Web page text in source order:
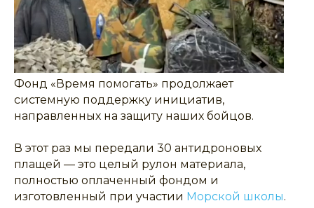
Фонд «Время помогать» продолжает
системную поддержку инициатив,
направленных на защиту наших бойцов.
В этот раз мы передали 30 антидроновых
плащей — это целый рулон материала,
полностью оплаченный фондом и
изготовленный при участии Морской школы.